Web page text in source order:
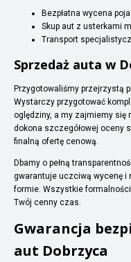
Bezpłatna wycena
Skup aut z usterkami
Transport
Sprzedaż auta w
Przygotowaliśmy przejrzystą
Wystarczy przygotować
oględziny, a my zajmiemy
dokona szczegółowej oceny
finalną ofertę cenową.
Dbamy o pełną
gwarantuje uczciwą wycenę i
formie. Wszystkie
Twój cenny czas.
Gwarancja
aut Dobrzyca